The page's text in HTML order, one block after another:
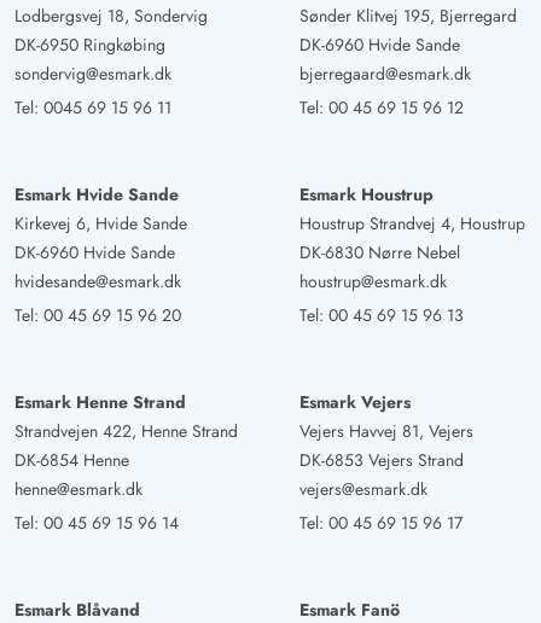
Lodbergsvej 18, Sondervig
DK-6950 Ringkøbing
sondervig@esmark.dk
Tel: 0045 69 15 96 11
Sønder Klitvej 195, Bjerregard
DK-6960 Hvide Sande
bjerregaard@esmark.dk
Tel: 00 45 69 15 96 12
Esmark Hvide Sande
Kirkevej 6, Hvide Sande
DK-6960 Hvide Sande
hvidesande@esmark.dk
Tel: 00 45 69 15 96 20
Esmark Houstrup
Houstrup Strandvej 4, Houstrup
DK-6830 Nørre Nebel
houstrup@esmark.dk
Tel: 00 45 69 15 96 13
Esmark Henne Strand
Strandvejen 422, Henne Strand
DK-6854 Henne
henne@esmark.dk
Tel: 00 45 69 15 96 14
Esmark Vejers
Vejers Havvej 81, Vejers
DK-6853 Vejers Strand
vejers@esmark.dk
Tel: 00 45 69 15 96 17
Esmark Blåvand
Esmark Fanö